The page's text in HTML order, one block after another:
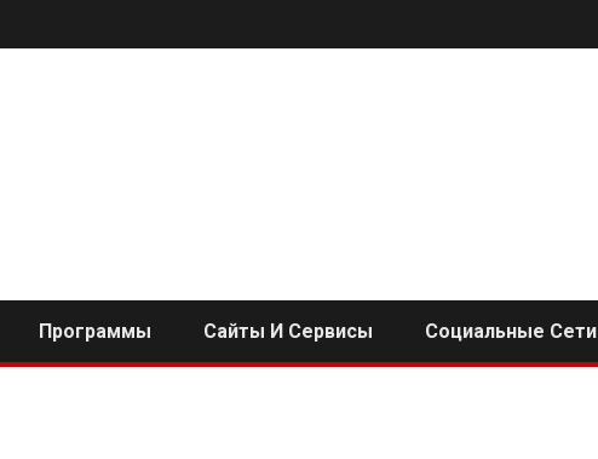
Программы Сайты И Сервисы Социальные Сети